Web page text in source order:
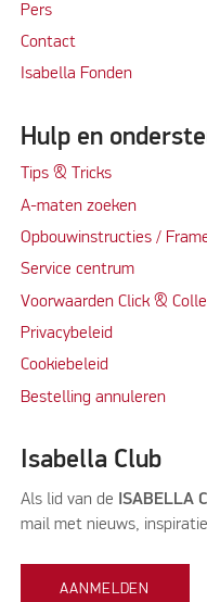
Pers
Contact
Isabella Fonden
Hulp en
Tips & Tricks
A-maten zoeken
Opbouwinstructies /
Service centrum
Voorwaarden Click &
Privacybeleid
Cookiebeleid
Bestelling annuleren
Isabella Club
Als lid van de ISABELLA
mail met nieuws,
AANMELDEN